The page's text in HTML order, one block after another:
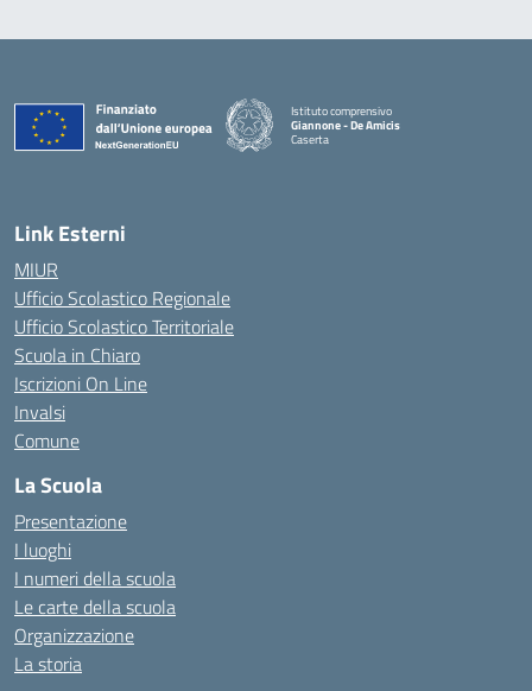
Istituto comprensivo
Giannone - De Amicis
Caserta
Link Esterni
MIUR
Ufficio Scolastico Regionale
Ufficio Scolastico Territoriale
Scuola in Chiaro
Iscrizioni On Line
Invalsi
Comune
La Scuola
Presentazione
I luoghi
I numeri della scuola
Le carte della scuola
Organizzazione
La storia